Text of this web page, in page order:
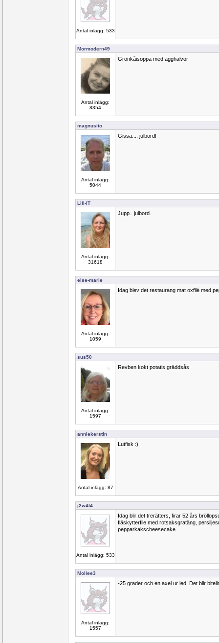
Antal inlägg: 533
Mormodern49
Antal inlägg:
8354
Grönkåisoppa med ägghalvor
magnusito
Antal inlägg:
5044
Gissa.... julbord!
Lill-IT
Antal inlägg:
31618
Jupp.. julbord.
else-marie
Antal inlägg:
1059
Idag blev det restaurang mat oxfilé med
sus50
Antal inlägg:
1597
Revben kokt potatis gräddsås
anniekerstin
Antal inlägg: 87
Lutfisk :)
j2w4l4
Antal inlägg: 533
Idag blir det trerätters, firar 52 års
fläskytterfile med rotsaksgratäng,
pepparkakscheesecake.
Mollee3
Antal inlägg:
1557
-25 grader och en axel ur led. Det blir